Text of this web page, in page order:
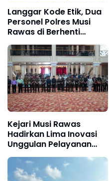
Langgar Kode Etik, Dua
Personel Polres Musi
Rawas di Berhenti
Dengan Tidak Hormat
(PDTH)
Kejari Musi Rawas
Hadirkan Lima Inovasi
Unggulan Pelayanan
Hukum, Melalui
Jakumdu